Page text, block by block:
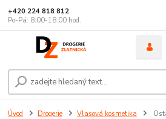
+420 224 818 812
Po-Pá: 8:00-18:00 hod.
Úvod Drogerie Vlasová kosmetika